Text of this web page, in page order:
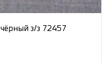
з/з 72457